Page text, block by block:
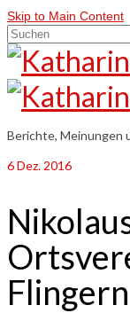
Skip to Main Content
Suchen
nach:
Berichte, Meinungen
6Dez. 2016
Flingern